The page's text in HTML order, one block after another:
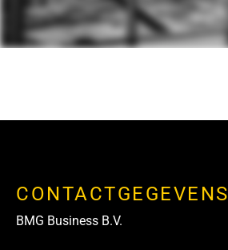
CONTACTGEGEVENS
BMG Business B.V.